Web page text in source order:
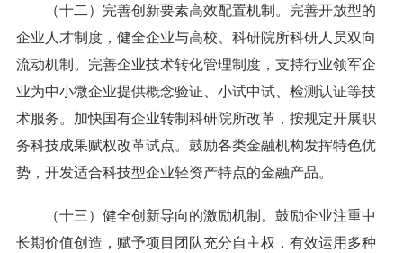
（十二）完善创新要素高效配置机制。完善开放型的
企业人才制度，健全企业与高校、科研院所科研人员双向
流动机制。完善企业技术转化管理制度，支持行业领军企
业为中小微企业提供概念验证、小试中试、检测认证等技
术服务。加快国有企业转制科研院所改革，按规定开展职
务科技成果赋权改革试点。鼓励各类金融机构发挥特色优
势，开发适合科技型企业轻资产特点的金融产品。
（十三）健全创新导向的激励机制。鼓励企业注重中
长期价值创造，赋予项目团队充分自主权，有效运用多种